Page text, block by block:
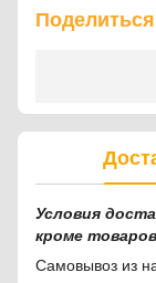
Условия
кроме
Самовывоз из